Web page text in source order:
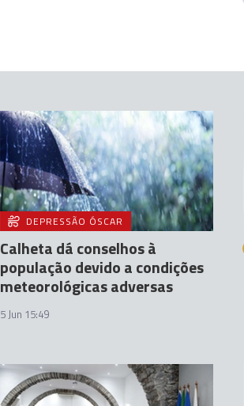
DEPRESSÃO ÓSCAR
Calheta dá conselhos à
população devido a condições
meteorológicas adversas
5 Jun 15:49